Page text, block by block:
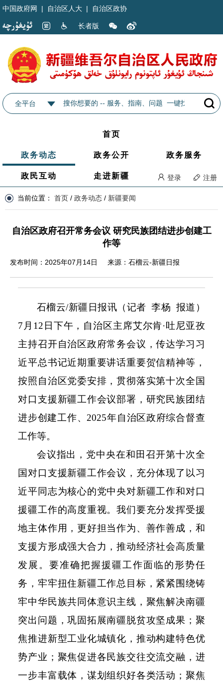
中国政府网 | 自治区人大 | 自治区政协
长者版
全平台
首页
政务动态 政务公开 政务服务
政民互动 走进新疆 登录 注册
当前位置： 首页 / 政务动态 / 新疆要闻
自治区政府召开常务会议 研究民族团结进步创建工
作等
发布时间：2025年07月14日 来源：石榴云-新疆日报
石榴云/新疆日报讯（记者 李杨 报道）
7月12日下午，自治区主席艾尔肯·吐尼亚孜
主持召开自治区政府常务会议，传达学习习
近平总书记近期重要讲话重要贺信精神等，
按照自治区党委安排，贯彻落实第十次全国
对口支援新疆工作会议部署，研究民族团结
进步创建工作、2025年自治区政府综合督查
工作等。
会议指出，党中央在和田召开第十次全
国对口支援新疆工作会议，充分体现了以习
近平同志为核心的党中央对新疆工作和对口
援疆工作的高度重视。我们要充分发挥受援
地主体作用，更好担当作为、善作善成，和
支援方形成强大合力，推动经济社会高质量
发展。要准确把握援疆工作面临的形势任
务，牢牢扭住新疆工作总目标，紧紧围绕铸
牢中华民族共同体意识主线，聚焦解决南疆
突出问题，巩固拓展南疆脱贫攻坚成果；聚
焦推进新型工业化城镇化，推动构建特色优
势产业；聚焦促进各民族交往交流交融，进
一步丰富载体，谋划组织好各类活动；聚焦